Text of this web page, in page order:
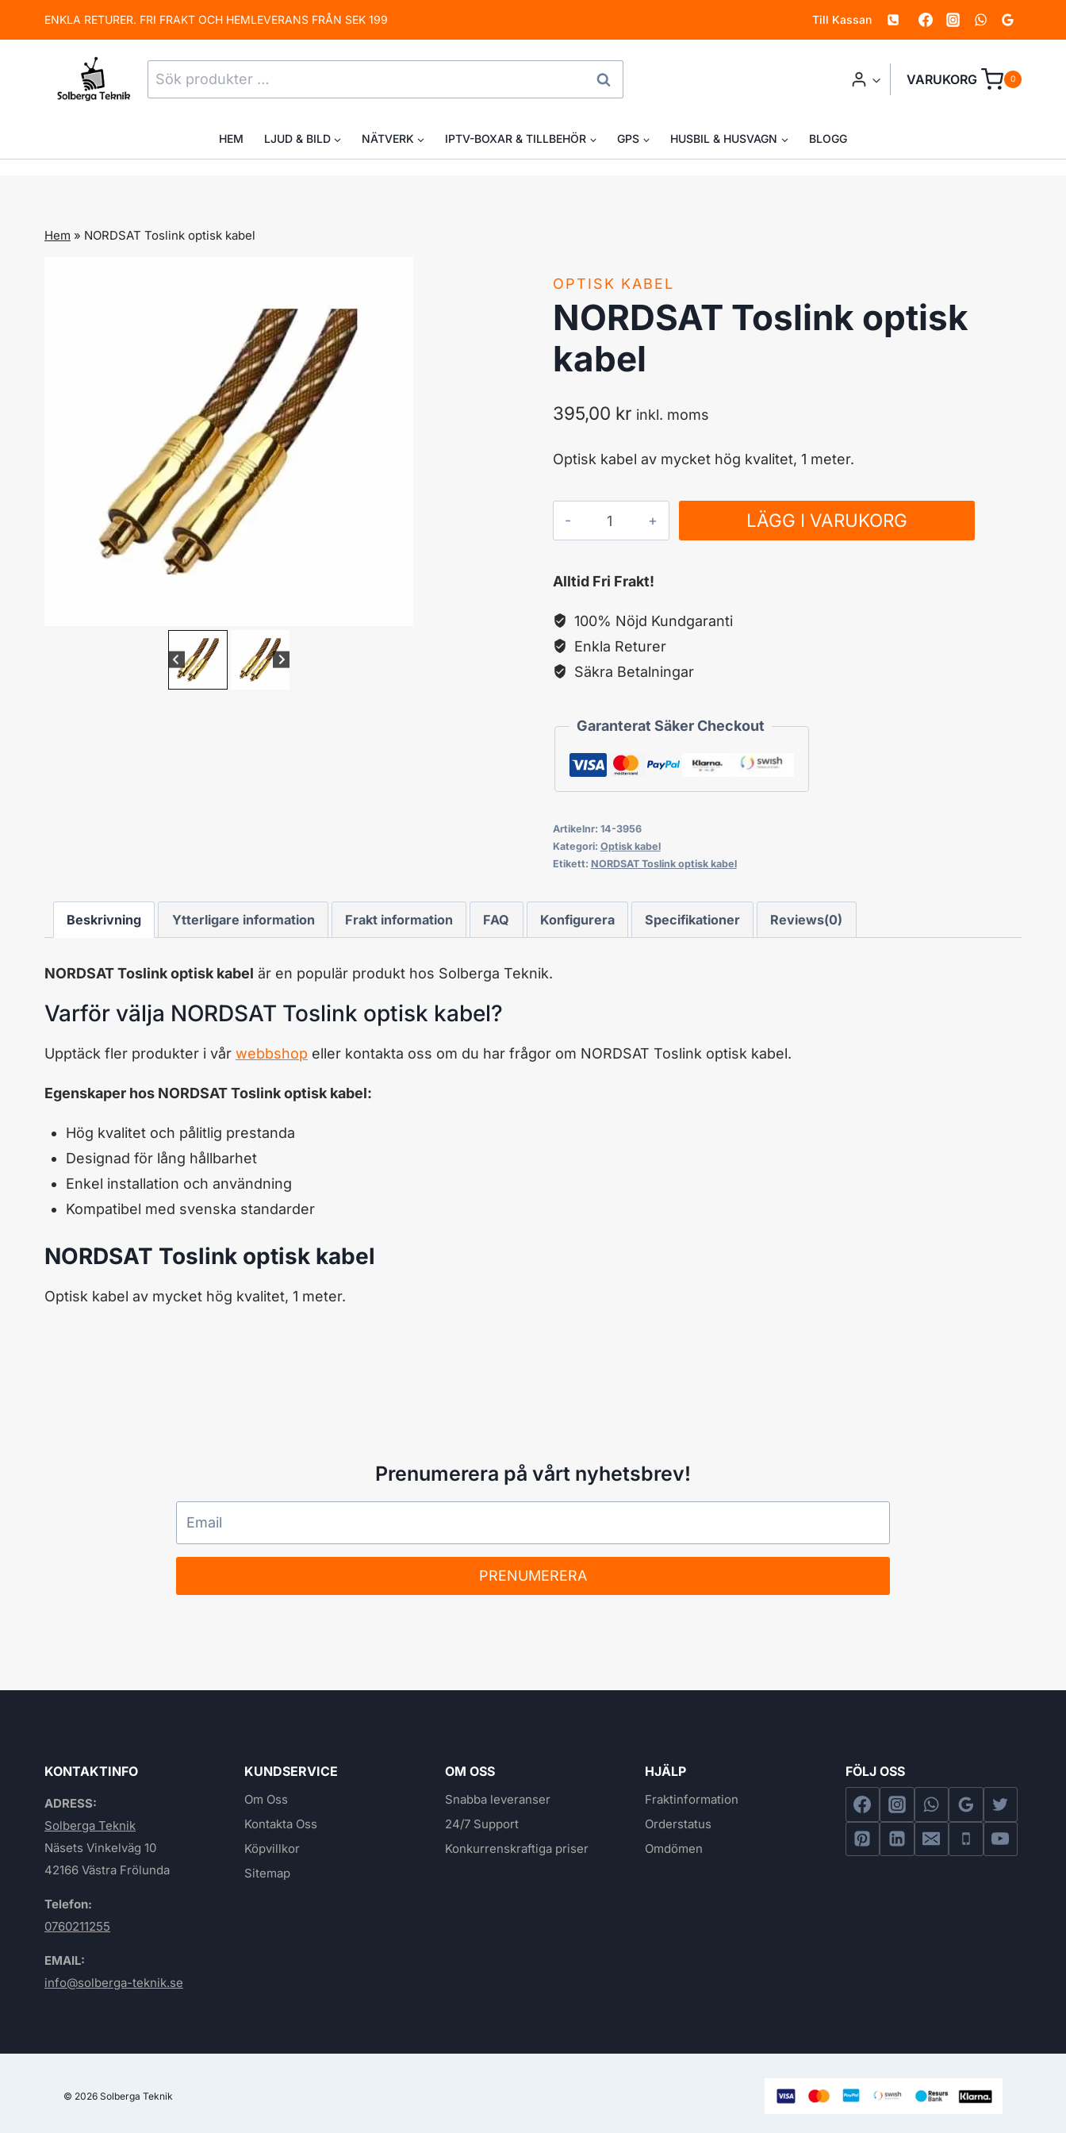
to
ENKLA RETURER. FRI FRAKT OCH HEMLEVERANS FRÅN SEK 199 Till Kassan
Sök
efter:
SÖK VARUKORG 0
HEM LJUD & BILD NÄTVERK IPTV-BOXAR & TILLBEHÖR GPS HUSBIL & HUSVAGN BLOGG
Hem » NORDSAT Toslink optisk kabel
OPTISK KABEL
NORDSAT Toslink optisk
kabel
395,00 kr inkl. moms
Optisk kabel av mycket hög kvalitet, 1 meter.
NORDSAT
Toslink
kabel
mängd
LÄGG I VARUKORG
Alltid Fri Frakt!
100% Nöjd Kundgaranti
Enkla Returer
Säkra Betalningar
Garanterat Säker Checkout
Artikelnr: 14-3956
Kategori: Optisk kabel
Etikett: NORDSAT Toslink optisk kabel
Beskrivning Ytterligare information Frakt information FAQ Konfigurera Specifikationer Reviews(0)
NORDSAT Toslink optisk kabel är en populär produkt hos Solberga Teknik.
Varför välja NORDSAT Toslink optisk kabel?
Upptäck fler produkter i vår webbshop eller kontakta oss om du har frågor om NORDSAT Toslink optisk kabel.
Egenskaper hos NORDSAT Toslink optisk kabel:
Hög kvalitet och pålitlig prestanda
Designad för lång hållbarhet
Enkel installation och användning
Kompatibel med svenska standarder
NORDSAT Toslink optisk kabel
Optisk kabel av mycket hög kvalitet, 1 meter.
Prenumerera på vårt nyhetsbrev!
PRENUMERERA
KONTAKTINFO
ADRESS:
Solberga Teknik
Näsets Vinkelväg 10
42166 Västra Frölunda
Telefon:
0760211255
EMAIL:
info@solberga-teknik.se
KUNDSERVICE
Om Oss
Kontakta Oss
Köpvillkor
Sitemap
OM OSS
Snabba leveranser
24/7 Support
Konkurrenskraftiga priser
HJÄLP
Fraktinformation
Orderstatus
Omdömen
FÖLJ OSS
© 2026 Solberga Teknik
optisk